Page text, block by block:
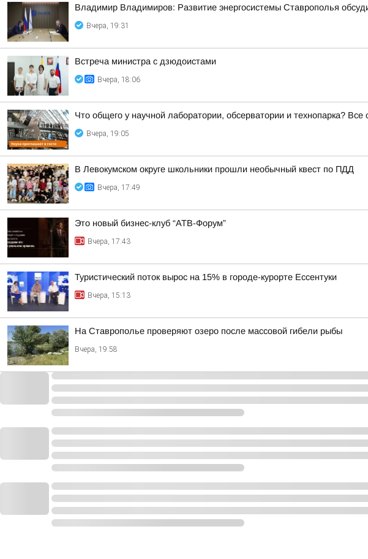
Владимир Владимиров: Развитие энергосистемы Ставрополья
Вчера, 19:31
Встреча министра с дзюдоистами
Вчера, 18:06
Что общего у научной лаборатории, обсерватории и технопарка?
Вчера, 19:05
В Левокумском округе школьники прошли необычный квест по ПДД
Вчера, 17:49
Это новый бизнес-клуб “АТВ-Форум”
Вчера, 17:43
Туристический поток вырос на 15% в городе-курорте Ессентуки
Вчера, 15:13
На Ставрополье проверяют озеро после массовой гибели рыбы
Вчера, 19:58